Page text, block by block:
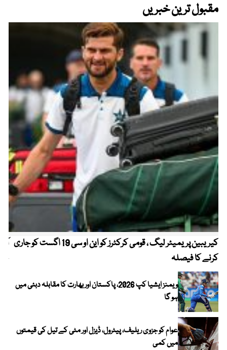
مقبول ترین خبریں
کیریبین پریمیئر لیگ ، قومی کرکٹرز کو این او سی 19 اگست کو جاری
کرنے کا فیصلہ
ویمنز ایشیا کپ 2026، پاکستان اور بھارت کا مقابلہ دبئی میں
ہو گا
عوام کو جزوی ریلیف، پیٹرول، ڈیزل اور مٹی کے تیل کی قیمتوں
میں کمی